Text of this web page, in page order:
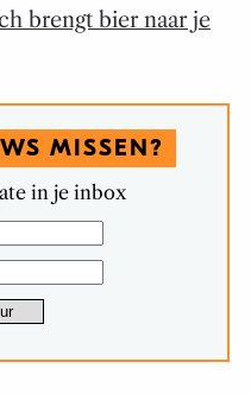
brengt bier naar je
MISSEN?
in je inbox